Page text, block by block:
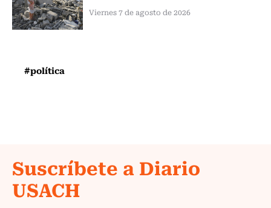
Viernes 7 de agosto de 2026
#política